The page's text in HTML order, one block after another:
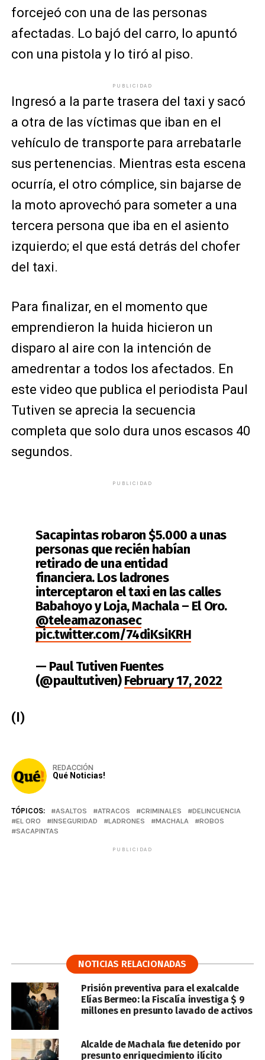
forcejeó con una de las personas
afectadas. Lo bajó del carro, lo apuntó
con una pistola y lo tiró al piso.
PUBLICIDAD
Ingresó a la parte trasera del taxi y sacó
a otra de las víctimas que iban en el
vehículo de transporte para arrebatarle
sus pertenencias. Mientras esta escena
ocurría, el otro cómplice, sin bajarse de
la moto aprovechó para someter a una
tercera persona que iba en el asiento
izquierdo; el que está detrás del chofer
del taxi.
Para finalizar, en el momento que
emprendieron la huida hicieron un
disparo al aire con la intención de
amedrentar a todos los afectados. En
este video que publica el periodista Paul
Tutiven se aprecia la secuencia
completa que solo dura unos escasos 40
segundos.
PUBLICIDAD
Sacapintas robaron $5.000 a unas
personas que recién habían
retirado de una entidad
financiera. Los ladrones
interceptaron el taxi en las calles
Babahoyo y Loja, Machala – El Oro.
@teleamazonasec
pic.twitter.com/74diKsiKRH
— Paul Tutiven Fuentes
(@paultutiven)February 17, 2022
(I)
REDACCIÓN
Qué Noticias!
TÓPICOS: ASALTOS ATRACOS CRIMINALES
DELINCUENCIA
EL ORO
INSEGURIDAD LADRONES MACHALA
ROBOS
SACAPINTAS
PUBLICIDAD
NOTICIAS RELACIONADAS
Prisión preventiva para el exalcalde
Elías Bermeo: la Fiscalía investiga $ 9
millones en presunto lavado de activos
Alcalde de Machala fue detenido por
presunto enriquecimiento ilícito